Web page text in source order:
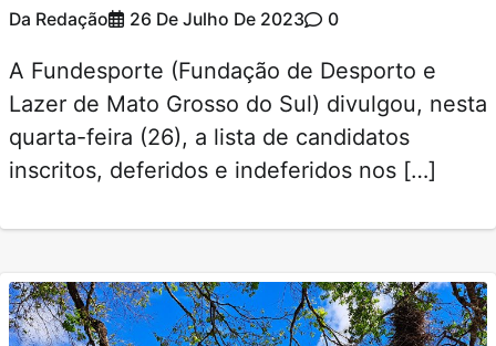
Da Redação 26 De Julho De 2023 0
A Fundesporte (Fundação de Desporto e
Lazer de Mato Grosso do Sul) divulgou, nesta
quarta-feira (26), a lista de candidatos
inscritos, deferidos e indeferidos nos […]